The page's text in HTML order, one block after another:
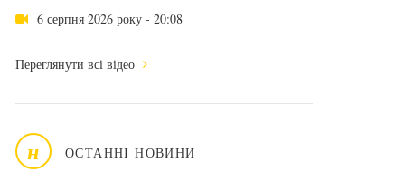
6 серпня 2026 року - 20:08
Переглянути всі відео
н ОСТАННІ НОВИНИ